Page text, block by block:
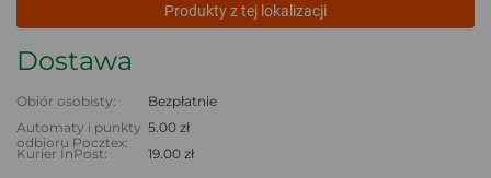
Produkty z tej lokalizacji
Dostawa
Obiór osobisty:
Bezpłatnie
Automaty i punkty
odbioru Pocztex:
5.00 zł
Kurier InPost:
19.00 zł